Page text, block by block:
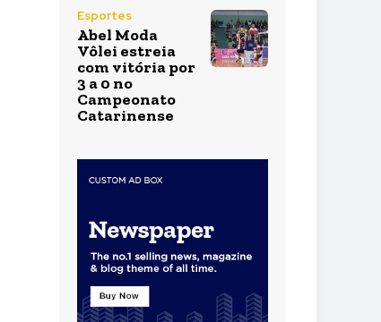
Esportes
Abel Moda
Vôlei estreia
com vitória por
3 a 0 no
Campeonato
Catarinense